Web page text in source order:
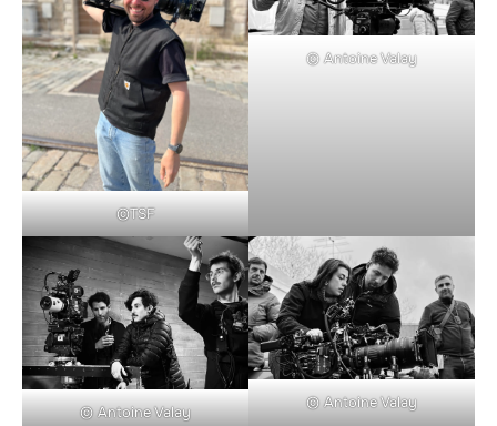
©TSF
© Antoine Valay
© Antoine Valay © Antoine Valay